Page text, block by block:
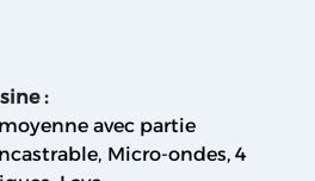
:
avec partie
Micro-ondes 4